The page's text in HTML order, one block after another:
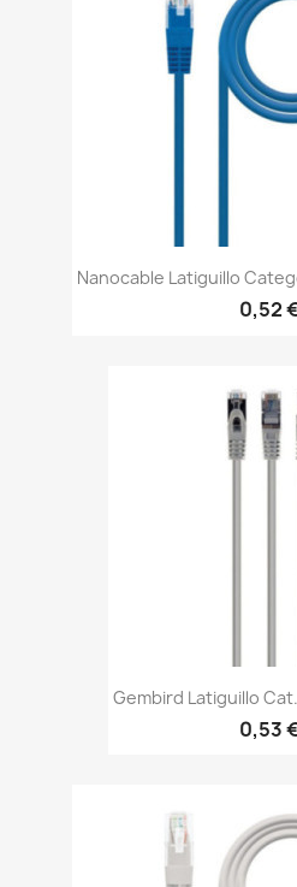
Nanocable Latiguillo
0,52
Gembird Latiguillo
0,53